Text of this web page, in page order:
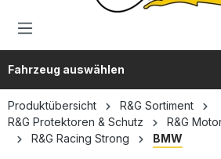
Fahrzeug auswählen
Produktübersicht
R&G Sortiment
R&G Protektoren & Schutz
R&G
R&G Racing Strong
BMW